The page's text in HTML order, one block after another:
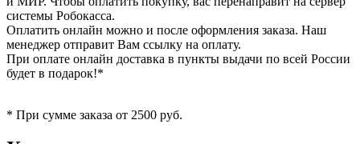
системы Робокасса.
Оплатить онлайн можно и после оформления заказа. Наш
менеджер отправит Вам ссылку на оплату.
При оплате онлайн доставка в пункты выдачи по всей России
будет в подарок!*
* При сумме заказа от 2500 руб.